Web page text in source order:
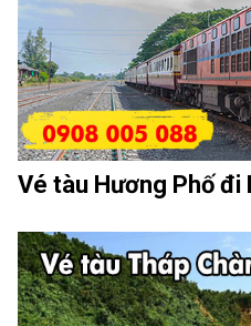
Vé tàu Hương Phố đi